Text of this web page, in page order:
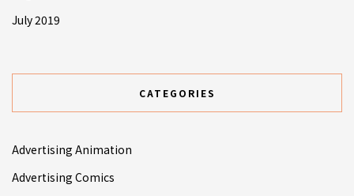
July 2019
CATEGORIES
Advertising Animation
Advertising Comics